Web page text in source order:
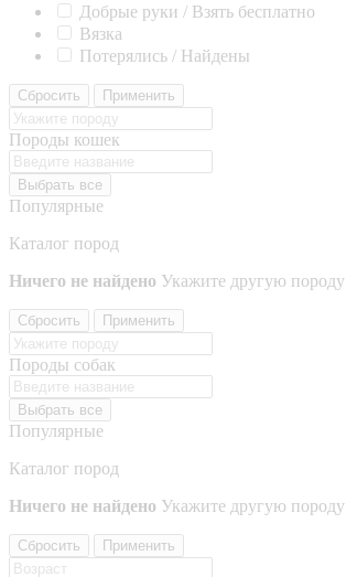
Добрые руки / Взять бесплатно
Вязка
Потерялись / Найдены
Сбросить Применить
Породы кошек
Выбрать все
Популярные
Каталог пород
Ничего не найдено Укажите другую породу
Сбросить Применить
Породы собак
Выбрать все
Популярные
Каталог пород
Ничего не найдено Укажите другую породу
Сбросить Применить